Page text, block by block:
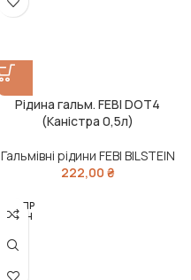
Рідина гальм. FEBI DOT4
(Каністра 0,5л)
Гальмівні рідини FEBI BILSTEIN
222,00 ₴
РОЗПР
ОДАН